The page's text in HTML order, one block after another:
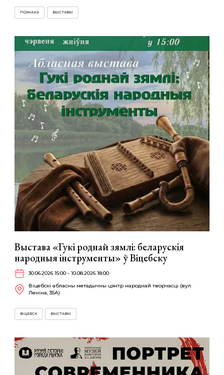
ПОЗНАНЬ ВЫСТАВЫ
Выстава «Гукі роднай зямлі: беларускія
народныя інструменты» ў Віцебску
30.06.2026 15:00 - 10.08.2026 18:00
Віцебскі абласны метадычны цэнтр народнай творчасці (вул.
Леніна, 35А)
ВІЦЕБСК ВЫСТАВЫ